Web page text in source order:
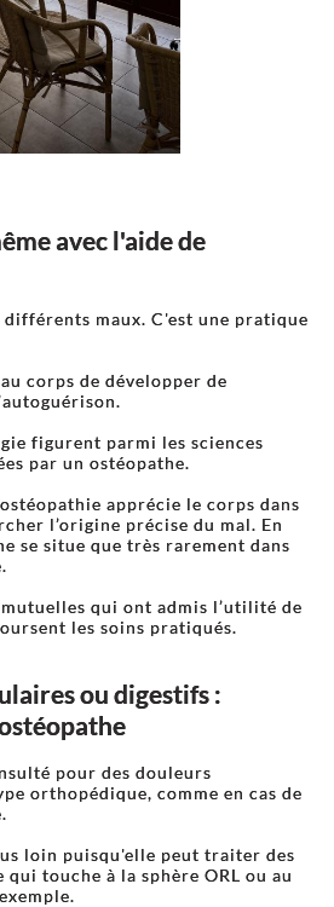
avec l'aide de
différents maux. C'est une pratique
corps de développer de
figurent parmi les sciences
par un ostéopathe.
apprécie le corps dans
l’origine précise du mal. En
se situe que très rarement dans
qui ont admis l’utilité de
les soins pratiqués.
ou digestifs :
pour des douleurs
orthopédique, comme en cas de
loin puisqu'elle peut traiter des
touche à la sphère ORL ou au